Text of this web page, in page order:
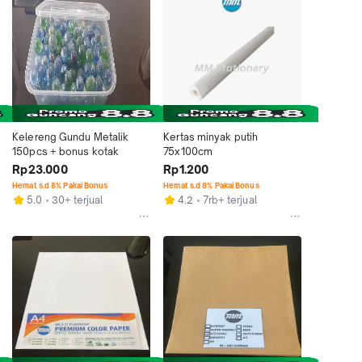
Kelereng Gundu Metalik
150pcs + bonus kotak
Rp23.000
Hemat s.d 8% Pakai Bonus
5.0 30+ terjual
Kertas minyak putih
75x100cm
Rp1.200
Hemat s.d 8% Pakai Bonus
4.2 7rb+ terjual